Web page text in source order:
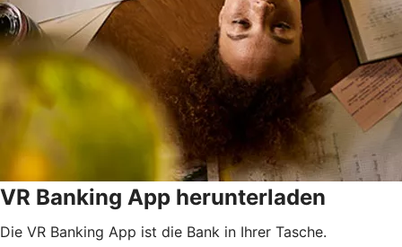
VR Banking App herunterladen
Die VR Banking App ist die Bank in Ihrer Tasche.